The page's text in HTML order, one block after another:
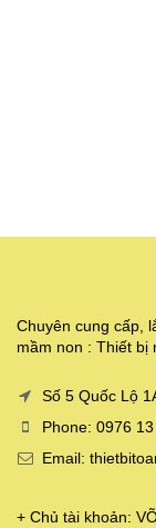
Chuyên cung cấp,
mầm non : Thiết bị
Số 5 Quốc Lộ
Phone: 0976
Email:
+ Chủ tài khoản: